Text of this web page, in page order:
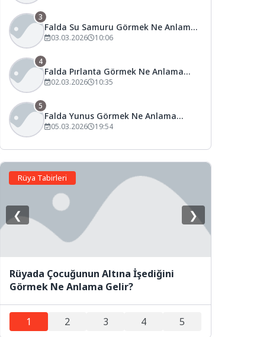
3
Falda Su Samuru Görmek Ne Anlama
Gelir?
03.03.2026 10:06
4
Falda Pırlanta Görmek Ne Anlama
Gelir?
02.03.2026 10:35
5
Falda Yunus Görmek Ne Anlama
Gelir?
05.03.2026 19:54
Rüya Tabirleri
Rüyada Çocuğunun Altına İşediğini
Görmek Ne Anlama Gelir?
❮ ❯
1 2 3 4 5